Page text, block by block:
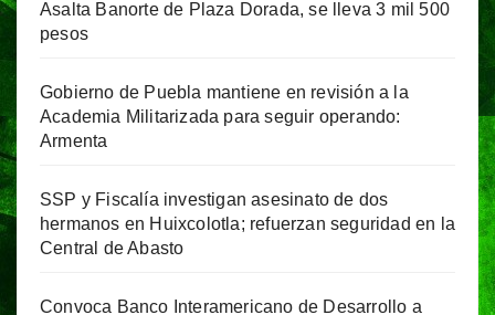
Asalta Banorte de Plaza Dorada, se lleva 3 mil 500
pesos
Gobierno de Puebla mantiene en revisión a la
Academia Militarizada para seguir operando:
Armenta
SSP y Fiscalía investigan asesinato de dos
hermanos en Huixcolotla; refuerzan seguridad en la
Central de Abasto
Convoca Banco Interamericano de Desarrollo a